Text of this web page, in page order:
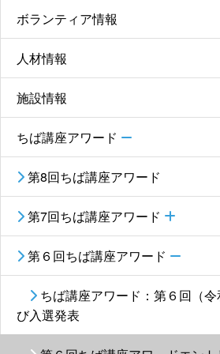
ボランティア情報
人材情報
施設情報
ちば講座アワード
第8回ちば講座アワード
第7回ちば講座アワード
第６回ちば講座アワード
ちば講座アワード：第６回（
び入選発表